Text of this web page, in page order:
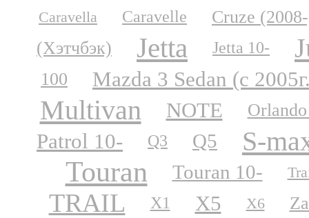
Caravella Caravelle
Cruze
(Хэтчбэк)
Jetta Jetta 10-
100 Mazda 3 Sedan (с
Multivan NOTE
Patrol 10- Q3 Q5 S-
Touran Touran 10-
TRAIL X1 X5 X6